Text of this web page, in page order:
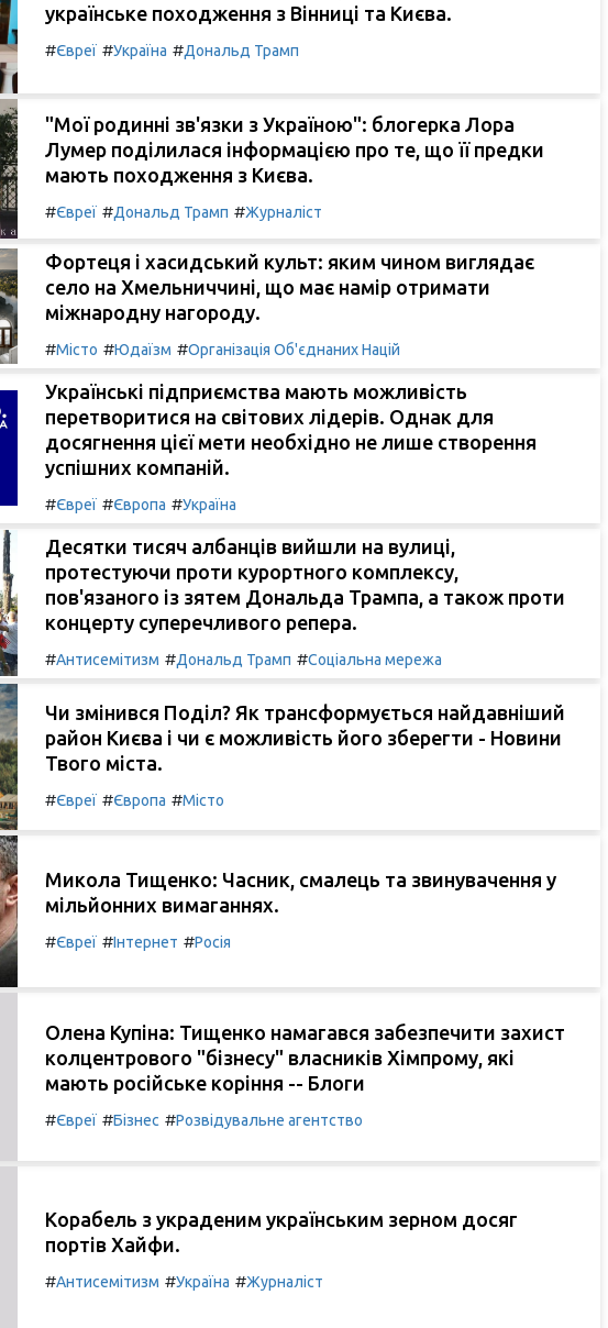
українське походження з Вінниці та Києва.
#Євреї #Україна #Дональд Трамп
"Мої родинні зв'язки з Україною": блогерка Лора
Лумер поділилася інформацією про те, що її предки
мають походження з Києва.
#Євреї #Дональд Трамп #Журналіст
Фортеця і хасидський культ: яким чином виглядає
село на Хмельниччині, що має намір отримати
міжнародну нагороду.
#Місто #Юдаїзм #Організація Об'єднаних Націй
Українські підприємства мають можливість
перетворитися на світових лідерів. Однак для
досягнення цієї мети необхідно не лише створення
успішних компаній.
#Євреї #Європа #Україна
Десятки тисяч албанців вийшли на вулиці,
протестуючи проти курортного комплексу,
пов'язаного із зятем Дональда Трампа, а також проти
концерту суперечливого репера.
#Антисемітизм #Дональд Трамп #Соціальна мережа
Чи змінився Поділ? Як трансформується найдавніший
район Києва і чи є можливість його зберегти - Новини
Твого міста.
#Євреї #Європа #Місто
Микола Тищенко: Часник, смалець та звинувачення у
мільйонних вимаганнях.
#Євреї #Інтернет #Росія
Олена Купіна: Тищенко намагався забезпечити захист
колцентрового "бізнесу" власників Хімпрому, які
мають російське коріння -- Блоги
#Євреї #Бізнес #Розвідувальне агентство
Корабель з украденим українським зерном досяг
портів Хайфи.
#Антисемітизм #Україна #Журналіст